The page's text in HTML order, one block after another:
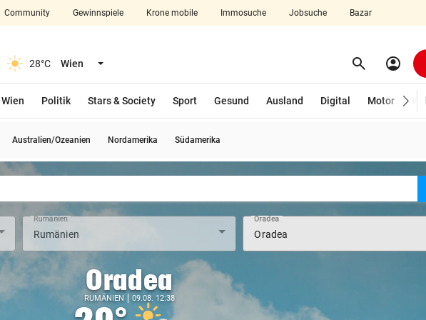
closeSchließen
arrow_right
Community Gewinnspiele Krone mobile Immosuche Jobsuche Bazar
28°C Wien Menü aufklappen search Suchen
account_circle
Wien Politik Stars & Society Sport Gesund Ausland Digital Motor
Australien/Ozeanien Nordamerika Südamerika
Rumänien Oradea
Oradea
RUMÄNIEN 09.08. 12:38